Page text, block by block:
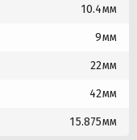
10.4мм
9мм
22мм
42мм
15.875мм